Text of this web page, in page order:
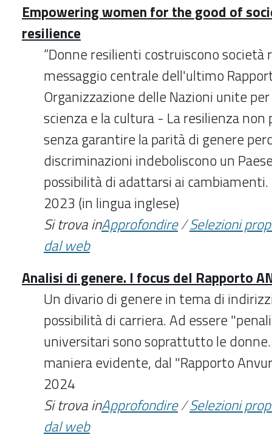
Empowering women for the good of
resilience
“Donne resilienti costruiscono società
messaggio centrale dell'ultimo
Organizzazione delle Nazioni unite per
scienza e la cultura - La resilienza
senza garantire la parità di genere
discriminazioni indeboliscono un
possibilità di adattarsi ai
2023 (in lingua inglese)
Si trova inApprofondire/Selezioni
dal web
Analisi di genere. I focus del Rapporto
Un divario di genere in tema di
possibilità di carriera. Ad essere
universitari sono soprattutto le
maniera evidente, dal "Rapporto
2024
Si trova inApprofondire/Selezioni
dal web